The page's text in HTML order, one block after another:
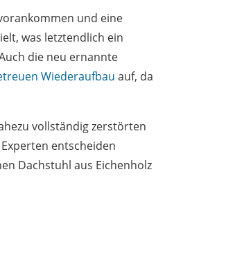
und eine
was letztendlich ein
die neu ernannte
Wiederaufbau auf, da
vollständig zerstörten
entscheiden
Dachstuhl aus Eichenholz